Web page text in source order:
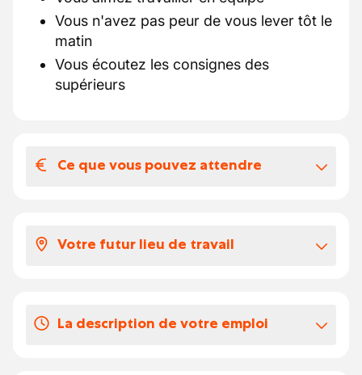
Vous n'avez pas peur de vous lever tôt le
matin
Vous écoutez les consignes des
supérieurs
Ce que vous pouvez attendre
Un salaire en fonction de votre
20 jours de VA en régime 38h00 semaine
Votre futur lieu de travail
compléter son équipe rapidement.
La description de votre emploi